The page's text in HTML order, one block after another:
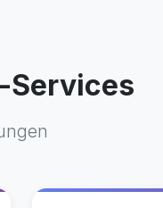
Services